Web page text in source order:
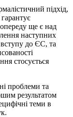
підхід,
ще є над
наступних
вступу до ЄС, та
стосується
проблеми та
результатом
теми в